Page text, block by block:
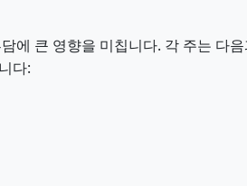
에 큰 영향을 미칩니다. 각 주는 다
다: